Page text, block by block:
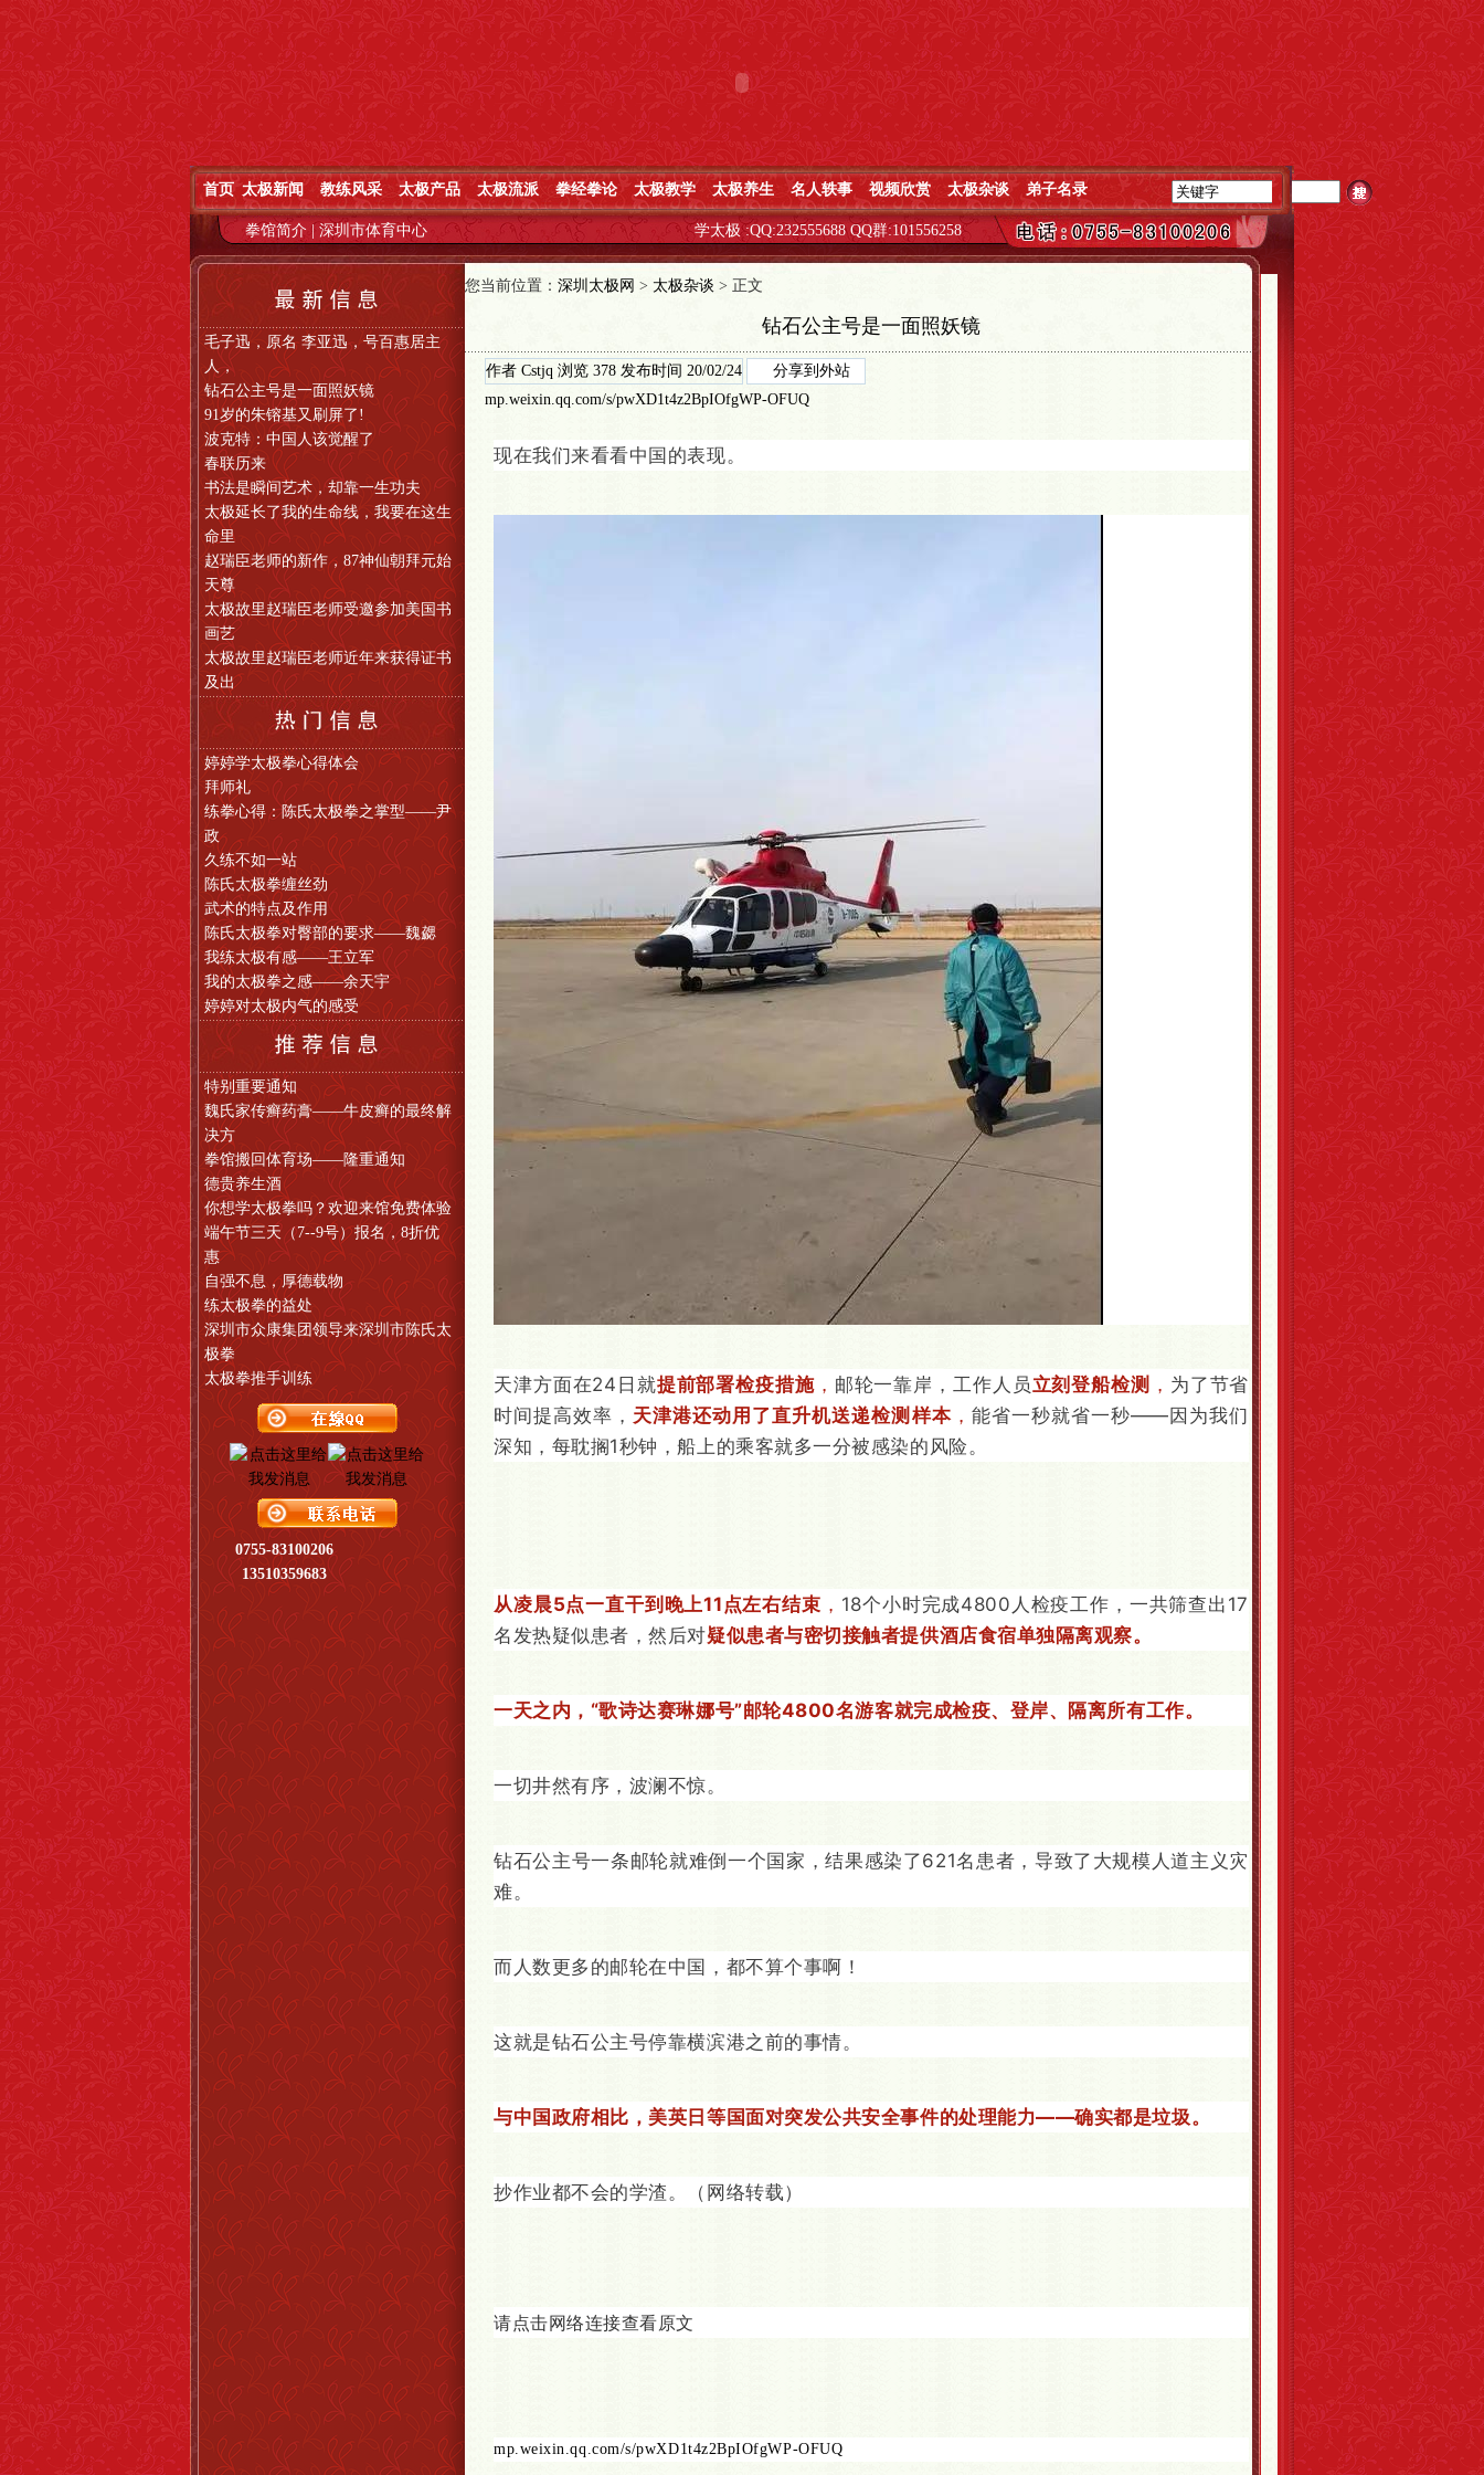
首页 太极新闻 教练风采 太极产品 太极流派 拳经拳论 太极教学 太极养生 名人轶事 视频欣赏 太极杂谈 弟子名录
拳馆简介 深圳市体育中心 学太极:QQ:232555688 QQ群:101556258
毛子迅，原名 李亚迅，号百惠居主
人，
钻石公主号是一面照妖镜
91岁的朱镕基又刷屏了!
波克特：中国人该觉醒了
春联历来
书法是瞬间艺术，却靠一生功夫
太极延长了我的生命线，我要在这生
命里
赵瑞臣老师的新作，87神仙朝拜元始
天尊
太极故里赵瑞臣老师受邀参加美国书
画艺
太极故里赵瑞臣老师近年来获得证书
及出
婷婷学太极拳心得体会
拜师礼
练拳心得：陈氏太极拳之掌型——尹
政
久练不如一站
陈氏太极拳缠丝劲
武术的特点及作用
陈氏太极拳对臀部的要求——魏勰
我练太极有感——王立军
我的太极拳之感——余天宇
婷婷对太极内气的感受
特别重要通知
魏氏家传癣药膏——牛皮癣的最终解
决方
拳馆搬回体育场——隆重通知
德贵养生酒
你想学太极拳吗？欢迎来馆免费体验
端午节三天（7--9号）报名，8折优
惠
自强不息，厚德载物
练太极拳的益处
深圳市众康集团领导来深圳市陈氏太
极拳
太极拳推手训练
0755-83100206
13510359683
您当前位置： 深圳太极网 > 太极杂谈 > 正文
钻石公主号是一面照妖镜
作者 Cstjq 浏览 378 发布时间 20/02/24
分享到外站
mp.weixin.qq.com/s/pwXD1t4z2BpIOfgWP-OFUQ
现在我们来看看中国的表现。
天津方面在24日就提前部署检疫措施， 邮轮一靠岸，工作人员立刻登船检测 ， 为了节省
时间提高效率， 天津港还动用了直升机送递检测样本， 能省一秒就省一秒——因为我们
深知，每耽搁1秒钟，船上的乘客就多一分被感染的风险。
从凌晨5点一直干到晚上11点左右结束 ， 18个小时完成4800人检疫工作，一共筛查出17
名发热疑似患者，然后对疑似患者与密切接触者提供酒店食宿单独隔离观察。
一天之内，“歌诗达赛琳娜号”邮轮4800名游客就完成检疫、登岸、隔离所有工作。
一切井然有序，波澜不惊。
钻石公主号一条邮轮就难倒一个国家，结果感染了621名患者，导致了大规模人道主义灾
难。
而人数更多的邮轮在中国，都不算个事啊！
这就是钻石公主号停靠横滨港之前的事情。
与中国政府相比，美英日等国面对突发公共安全事件的处理能力——确实都是垃圾。
抄作业都不会的学渣。（网络转载）
请点击网络连接查看原文
mp.weixin.qq.com/s/pwXD1t4z2BpIOfgWP-OFUQ